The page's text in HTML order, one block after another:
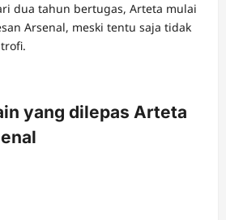
dua tahun bertugas, Arteta mulai
Arsenal, meski tentu saja tidak
yang dilepas Arteta